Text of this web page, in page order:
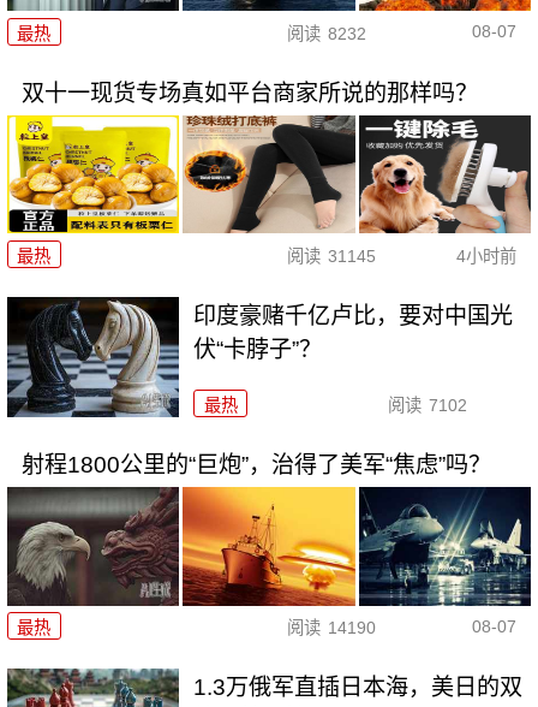
最热 阅读 8232 08-07
双十一现货专场真如平台商家所说的那样吗？
最热 阅读 31145 4小时前
印度豪赌千亿卢比，要对中国光
伏“卡脖子”？
最热 阅读 7102
射程1800公里的“巨炮”，治得了美军“焦虑”吗？
最热 阅读 14190 08-07
1.3万俄军直插日本海，美日的双